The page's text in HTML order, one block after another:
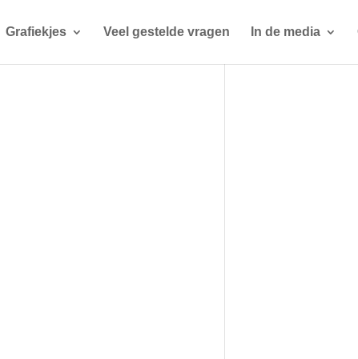
Grafiekjes Veel gestelde vragen In de media